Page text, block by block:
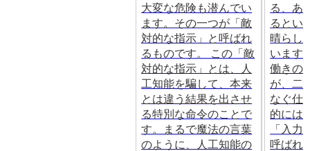
大変な危険も潜んでい
ます。その一つが「敵
対的な指示」と呼ばれ
るものです。 この「敵
対的な指示」とは、人
工知能を騙して、本来
とは違う結果を出させ
る特別な命令のことで
す。まるで魔法の言葉
のように、人工知能の
る、あ
るとい
晴らし
います
働きの
が、二
なぐ仕
的には
「入力
呼ばれ